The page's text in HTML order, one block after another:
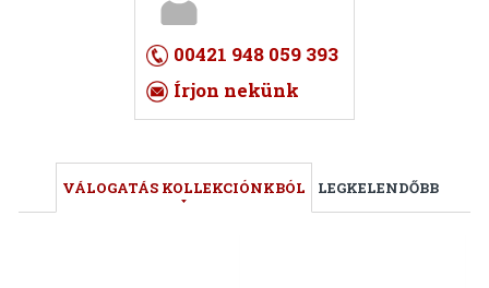
00421 948 059 393
Írjon nekünk
VÁLOGATÁS KOLLEKCIÓNKBÓL LEGKELENDŐBB